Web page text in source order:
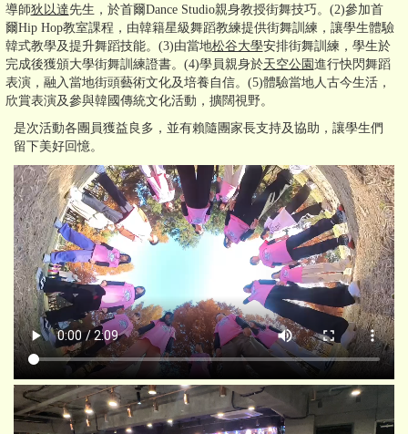
導師狄以達先生，於首爾Dance Studio親身教授街舞技巧。(2)參加首
爾Hip Hop教室課程，由韓籍星級舞蹈教練提供街舞訓練，讓學生體驗
韓式教學及提升舞蹈技能。(3)由當地松谷大學安排街舞訓練，學生於
完成後獲頒大學街舞訓練證書。(4)學員親身於天空公園進行快閃舞蹈
表演，融入當地街頭藝術文化及培養自信。(5)體驗當地人古今生活，
欣賞表演及參與韓國傳統文化活動，擴闊視野。
是次活動各團員獲益良多，並有賴隨團家長支持及協助，讓學生們
留下美好回憶。